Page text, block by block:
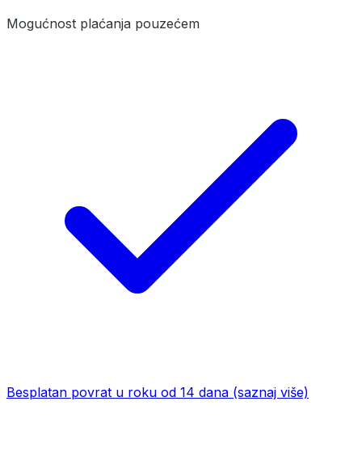
Mogućnost plaćanja pouzećem
Besplatan povrat u roku od 14 dana (saznaj više)